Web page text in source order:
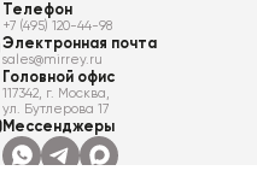
Телефон
+7 (495) 120-44-98
Электронная почта
sales@mirrey.ru
Головной офис
117342, г. Москва,
ул. Бутлерова 17
Мессенджеры